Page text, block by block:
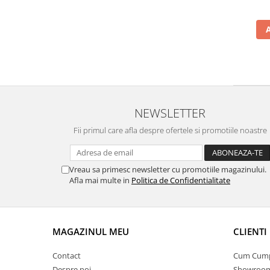
NEWSLETTER
Fii primul care afla despre ofertele si promotiile noastre
Vreau sa primesc newsletter cu promotiile magazinului.
Afla mai multe in Politica de Confidentialitate
MAGAZINUL MEU
Contact
CLIENTI
Cum